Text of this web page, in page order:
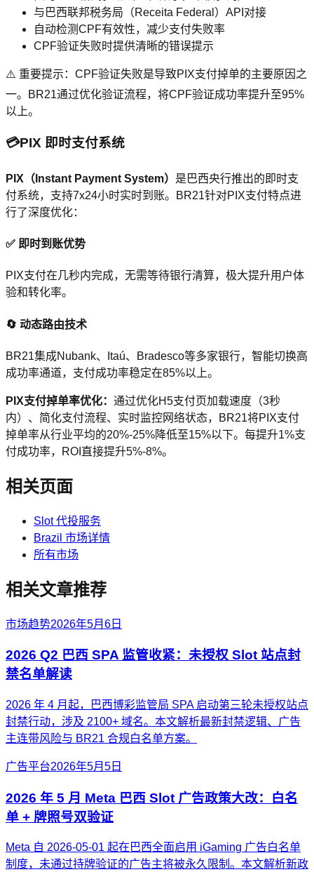
与巴西联邦税务局（Receita Federal）API对接
自动检测CPF有效性，减少支付失败率
CPF验证失败时提供清晰的错误提示
⚠️ 重要提示：CPF验证失败是导致PIX支付掉单的主要原因之
一。BR21通过优化验证流程，将CPF验证成功率提升至95%
以上。
💳PIX 即时支付系统
PIX（Instant Payment System） 是巴西央行推出的即时支
付系统，支持7x24小时实时到账。BR21针对PIX支付特点进
行了深度优化：
✅ 即时到账优势
PIX支付在几秒内完成，无需等待银行清算，极大提升用户体
验和转化率。
🔄 动态路由技术
BR21集成Nubank、Itaú、Bradesco等多家银行，智能切换高
成功率通道，支付成功率稳定在85%以上。
PIX支付掉单率优化： 通过优化H5支付页加载速度（3秒
内）、简化支付流程、实时监控网络状态，BR21将PIX支付
掉单率从行业平均的20%-25%降低至15%以下。每提升1%支
付成功率，ROI直接提升5%-8%。
相关页面
Slot 代投服务
Brazil 市场详情
所有市场
相关文章推荐
市场趋势2026年5月6日
2026 Q2 巴西 SPA 监管收紧：未授权 Slot 站点封
禁名单解读
2026 年 4 月起，巴西博彩监管局 SPA 启动第三轮未授权站点
封禁行动，涉及 2100+ 域名。本文解析最新封禁逻辑、广告
主连带风险与 BR21 合规白名单方案。
广告平台2026年5月5日
2026 年 5 月 Meta 巴西 Slot 广告政策大改：白名
单 + 牌照号双验证
Meta 自 2026-05-01 起在巴西全面启用 iGaming 广告白名单
制度，未通过持牌验证的广告主将被永久限制。本文解析新政